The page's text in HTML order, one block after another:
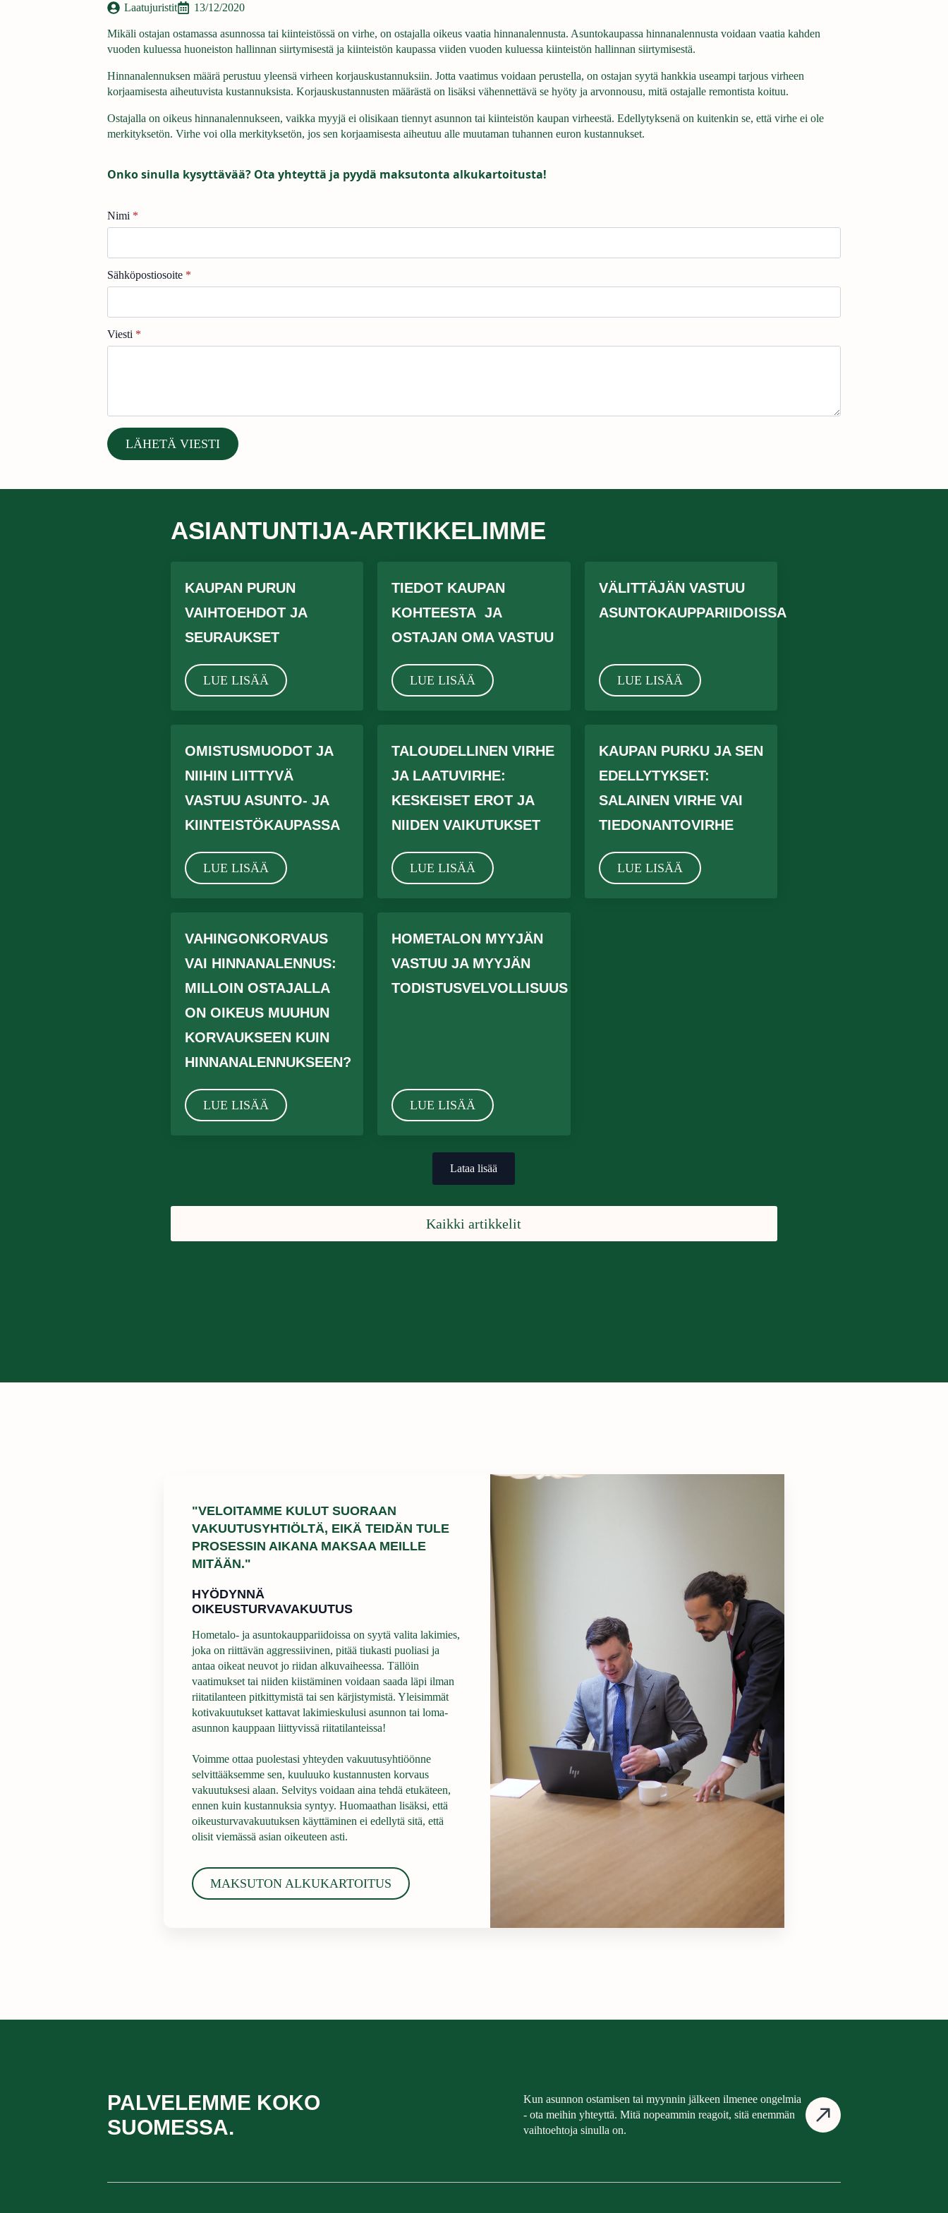
Laatujuristit 13/12/2020
Mikäli ostajan ostamassa asunnossa tai kiinteistössä on virhe, on ostajalla oikeus vaatia hinnanalennusta. Asuntokaupassa hinnanalennusta voidaan vaatia kahden
vuoden kuluessa huoneiston hallinnan siirtymisestä ja kiinteistön kaupassa viiden vuoden kuluessa kiinteistön hallinnan siirtymisestä.
Hinnanalennuksen määrä perustuu yleensä virheen korjauskustannuksiin. Jotta vaatimus voidaan perustella, on ostajan syytä hankkia useampi tarjous virheen
korjaamisesta aiheutuvista kustannuksista. Korjauskustannusten määrästä on lisäksi vähennettävä se hyöty ja arvonnousu, mitä ostajalle remontista koituu.
Ostajalla on oikeus hinnanalennukseen, vaikka myyjä ei olisikaan tiennyt asunnon tai kiinteistön kaupan virheestä. Edellytyksenä on kuitenkin se, että virhe ei ole
merkityksetön. Virhe voi olla merkityksetön, jos sen korjaamisesta aiheutuu alle muutaman tuhannen euron kustannukset.
Onko sinulla kysyttävää? Ota yhteyttä ja pyydä maksutonta alkukartoitusta!
Nimi *
Sähköpostiosoite *
Viesti *
LÄHETÄ VIESTI
ASIANTUNTIJA-ARTIKKELIMME
KAUPAN PURUN
VAIHTOEHDOT JA
SEURAUKSET
LUE LISÄÄ
TIEDOT KAUPAN
KOHTEESTA JA
OSTAJAN OMA VASTUU
LUE LISÄÄ
VÄLITTÄJÄN VASTUU
ASUNTOKAUPPARIIDOISSA
LUE LISÄÄ
OMISTUSMUODOT JA
NIIHIN LIITTYVÄ
VASTUU ASUNTO- JA
KIINTEISTÖKAUPASSA
LUE LISÄÄ
TALOUDELLINEN VIRHE
JA LAATUVIRHE:
KESKEISET EROT JA
NIIDEN VAIKUTUKSET
LUE LISÄÄ
KAUPAN PURKU JA SEN
EDELLYTYKSET:
SALAINEN VIRHE VAI
TIEDONANTOVIRHE
LUE LISÄÄ
VAHINGONKORVAUS
VAI HINNANALENNUS:
MILLOIN OSTAJALLA
ON OIKEUS MUUHUN
KORVAUKSEEN KUIN
HINNANALENNUKSEEN?
LUE LISÄÄ
HOMETALON MYYJÄN
VASTUU JA MYYJÄN
TODISTUSVELVOLLISUUS
LUE LISÄÄ
Lataa lisää
Kaikki artikkelit
"VELOITAMME KULUT SUORAAN
VAKUUTUSYHTIÖLTÄ, EIKÄ TEIDÄN TULE
PROSESSIN AIKANA MAKSAA MEILLE
MITÄÄN."
HYÖDYNNÄ
OIKEUSTURVAVAKUUTUS
Hometalo- ja asuntokauppariidoissa on syytä valita lakimies,
joka on riittävän aggressiivinen, pitää tiukasti puoliasi ja
antaa oikeat neuvot jo riidan alkuvaiheessa. Tällöin
vaatimukset tai niiden kiistäminen voidaan saada läpi ilman
riitatilanteen pitkittymistä tai sen kärjistymistä. Yleisimmät
kotivakuutukset kattavat lakimieskulusi asunnon tai loma-
asunnon kauppaan liittyvissä riitatilanteissa!
Voimme ottaa puolestasi yhteyden vakuutusyhtiöönne
selvittääksemme sen, kuuluuko kustannusten korvaus
vakuutuksesi alaan. Selvitys voidaan aina tehdä etukäteen,
ennen kuin kustannuksia syntyy. Huomaathan lisäksi, että
oikeusturvavakuutuksen käyttäminen ei edellytä sitä, että
olisit viemässä asian oikeuteen asti.
MAKSUTON ALKUKARTOITUS
PALVELEMME KOKO
SUOMESSA.
Kun asunnon ostamisen tai myynnin jälkeen ilmenee ongelmia
- ota meihin yhteyttä. Mitä nopeammin reagoit, sitä enemmän
vaihtoehtoja sinulla on.